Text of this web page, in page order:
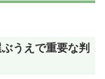
うえで重要な判